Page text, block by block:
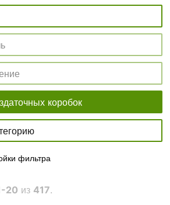
фильтра
20 из 417.